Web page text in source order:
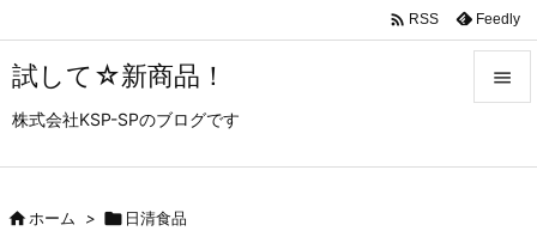
試して☆新商品！
株式会社KSP-SPのブログです

 RSS Feedly
ホーム >  日清食品